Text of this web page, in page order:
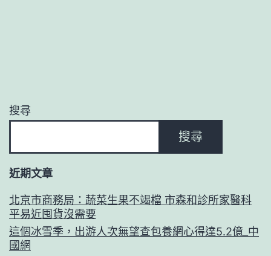
搜尋
搜尋
近期文章
北京市商務局：蔬菜生果不竭檔 市森和診所家醫科
平易近囤貨沒需要
這個冰雪季，出游人次無望查包養網心得達5.2億_中
國網